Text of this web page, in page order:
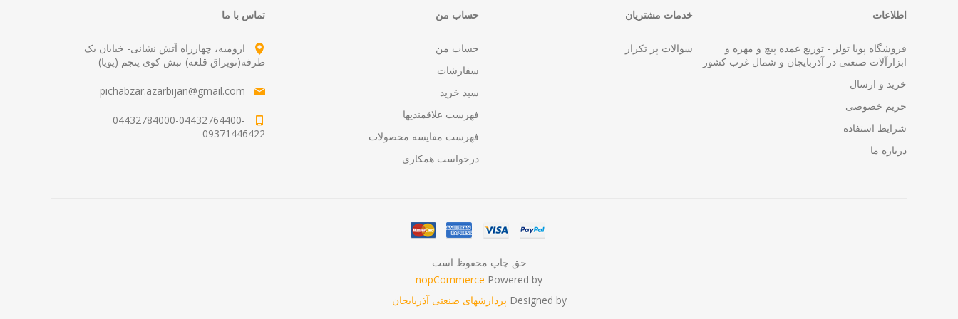
اطلاعات
فروشگاه پویا تولز - توزیع عمده پیچ و مهره و
ابزارآلات صنعتی در آذربایجان و شمال غرب کشور
خرید و ارسال
حریم خصوصی
شرایط استفاده
درباره ما
خدمات مشتریان
سوالات پر تکرار
حساب من
حساب من
سفارشات
سبد خرید
فهرست علاقمندیها
فهرست مقایسه محصولات
درخواست همکاری
تماس با ما
ارومیه، چهارراه آتش نشانی- خیابان یک
طرفه(توپراق قلعه)-نبش کوی پنجم (پویا)
pichabzar.azarbijan@gmail.com
04432784000-04432764400-
09371446422
حق چاپ محفوظ است
Powered by
nopCommerce
Designed by پردازشهای صنعتی آذربایجان